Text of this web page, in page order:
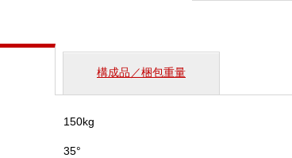
構成品／梱包重量
150kg
35°